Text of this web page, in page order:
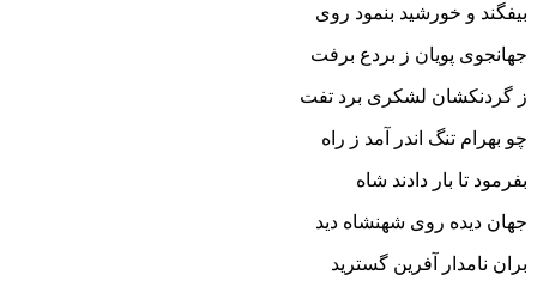
بیفگند و خورشید بنمود روى‏
جهانجوى پویان ز بردع برفت
ز گردنکشان لشکرى برد تفت‏
چو بهرام تنگ اندر آمد ز راه
بفرمود تا بار دادند شاه‏
جهان دیده روى شهنشاه دید
بران نامدار آفرین گسترید